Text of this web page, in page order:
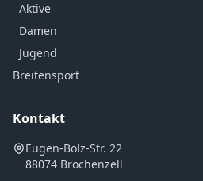
Aktive
Damen
Jugend
Breitensport
Kontakt
Eugen-Bolz-Str. 22
88074 Brochenzell